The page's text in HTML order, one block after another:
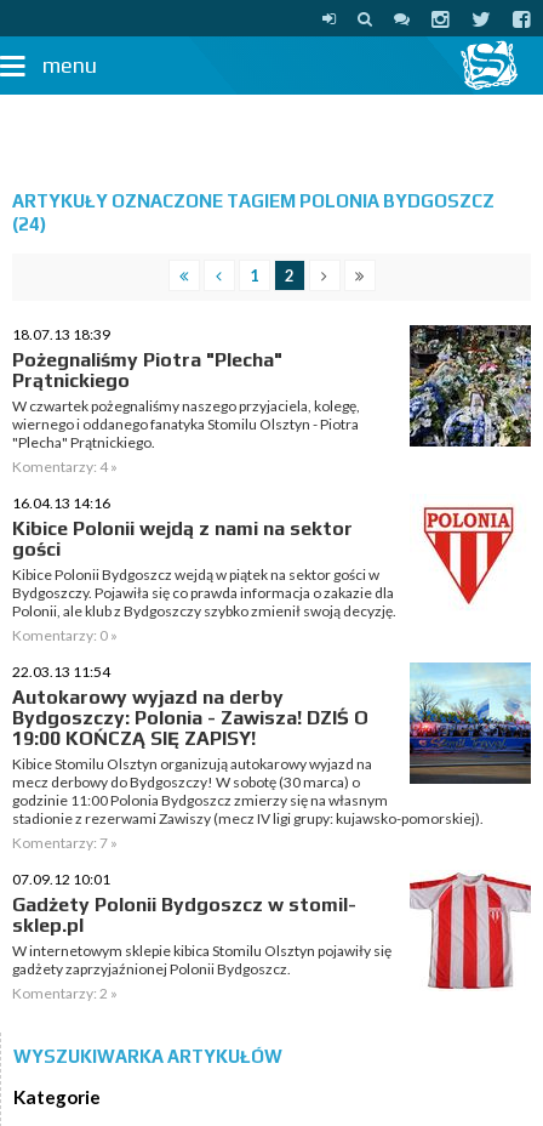
menu
ARTYKUŁY OZNACZONE TAGIEM POLONIA BYDGOSZCZ
(24)
1 2
18.07.13 18:39
Pożegnaliśmy Piotra "Plecha"
Prątnickiego
W czwartek pożegnaliśmy naszego przyjaciela, kolegę,
wiernego i oddanego fanatyka Stomilu Olsztyn - Piotra
"Plecha" Prątnickiego.
Komentarzy: 4 »
16.04.13 14:16
Kibice Polonii wejdą z nami na sektor
gości
Kibice Polonii Bydgoszcz wejdą w piątek na sektor gości w
Bydgoszczy. Pojawiła się co prawda informacja o zakazie dla
Polonii, ale klub z Bydgoszczy szybko zmienił swoją decyzję.
Komentarzy: 0 »
22.03.13 11:54
Autokarowy wyjazd na derby
Bydgoszczy: Polonia - Zawisza! DZIŚ O
19:00 KOŃCZĄ SIĘ ZAPISY!
Kibice Stomilu Olsztyn organizują autokarowy wyjazd na
mecz derbowy do Bydgoszczy! W sobotę (30 marca) o
godzinie 11:00 Polonia Bydgoszcz zmierzy się na własnym
stadionie z rezerwami Zawiszy (mecz IV ligi grupy: kujawsko-pomorskiej).
Komentarzy: 7 »
07.09.12 10:01
Gadżety Polonii Bydgoszcz w stomil-
sklep.pl
W internetowym sklepie kibica Stomilu Olsztyn pojawiły się
gadżety zaprzyjaźnionej Polonii Bydgoszcz.
Komentarzy: 2 »
WYSZUKIWARKA ARTYKUŁÓW
Kategorie